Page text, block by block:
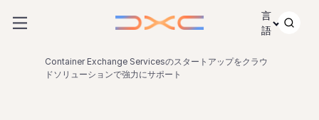
言
語
Container Exchange Servicesのスタートアップをクラウ
ドソリューションで強力にサポート